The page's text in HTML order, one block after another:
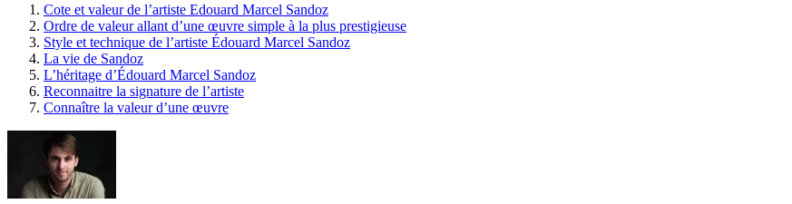
Cote et valeur de l’artiste Edouard Marcel Sandoz
Ordre de valeur allant d’une œuvre simple à la plus prestigieuse
Style et technique de l’artiste Édouard Marcel Sandoz
La vie de Sandoz
L’héritage d’Édouard Marcel Sandoz
Reconnaitre la signature de l’artiste
Connaître la valeur d’une œuvre